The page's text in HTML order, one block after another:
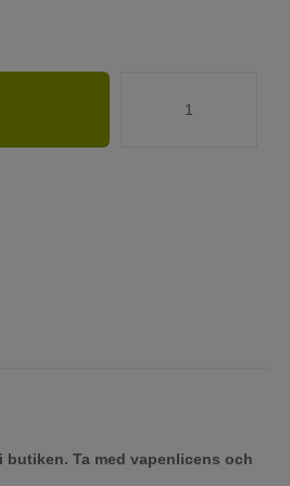
butiken. Ta med vapenlicens och